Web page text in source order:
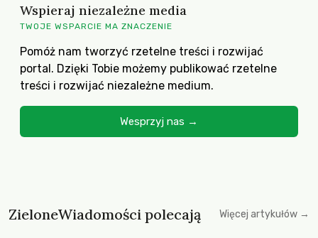
Wspieraj niezależne media
TWOJE WSPARCIE MA ZNACZENIE
Pomóż nam tworzyć rzetelne treści i rozwijać
portal. Dzięki Tobie możemy publikować rzetelne
treści i rozwijać niezależne medium.
Wesprzyj nas →
ZieloneWiadomości polecają Więcej artykułów →